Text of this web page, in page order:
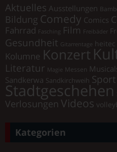
Aktuelles Ausstellungen
Bildung Comedy Comics
Fahrrad Fasching Film Freibäder
Gesundheit Gitarrentage heitec
Kolumne Konzert
Literatur Magie Messen
Sandkerwa Sandkirchweih Sport
Stadtgeschehen
Verlosungen Videos
Kategorien